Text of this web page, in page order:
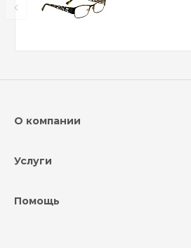
О компании
Услуги
Помощь